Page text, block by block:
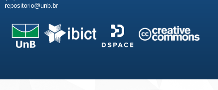
repositorio@unb.br